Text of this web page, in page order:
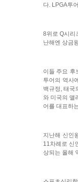
다. LPGA투
8위로 Q시리
난해엔 상금
이들 주요 후
투어의 역사
백규정, 태국
와 미국의 앨
어를 대표하
지난해 신인
11차례로 신
상되는 올해